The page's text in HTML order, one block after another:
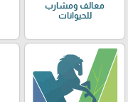
معالف ومشارب
للحيوانات